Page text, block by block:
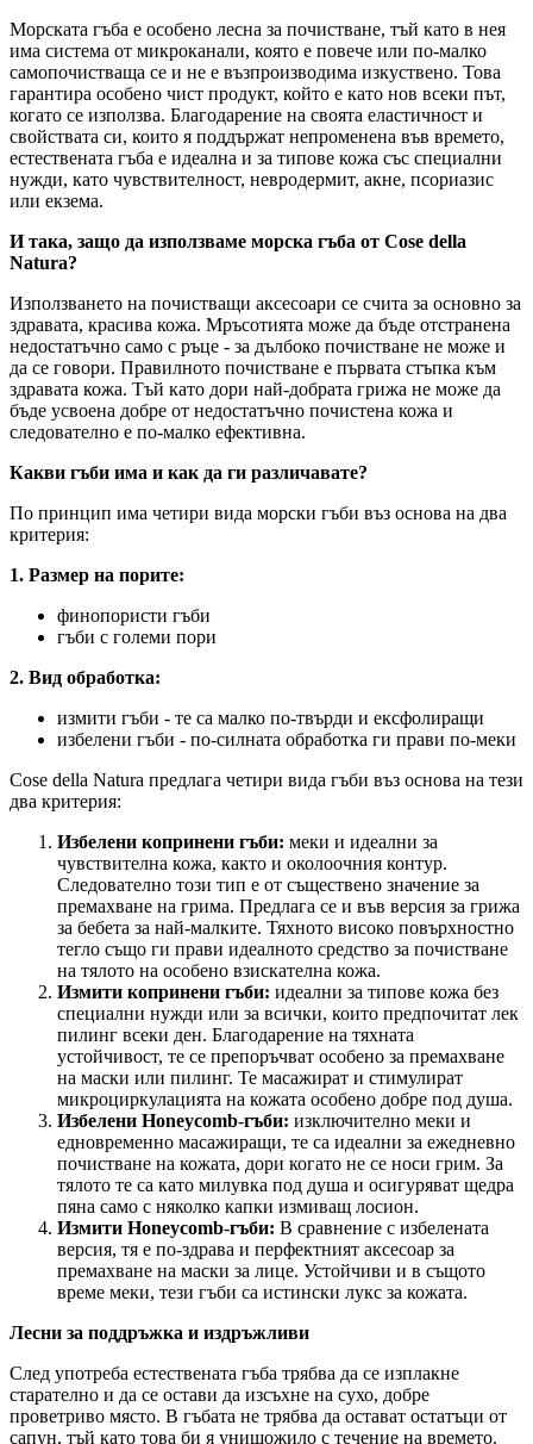
Морската гъба е особено лесна за почистване, тъй като в нея
има система от микроканали, която е повече или по-малко
самопочистваща се и не е възпроизводима изкуствено. Това
гарантира особено чист продукт, който е като нов всеки път,
когато се използва. Благодарение на своята еластичност и
свойствата си, които я поддържат непроменена във времето,
естествената гъба е идеална и за типове кожа със специални
нужди, като чувствителност, невродермит, акне, псориазис
или екзема.
И така, защо да използваме морска гъба от Cose della
Natura?
Използването на почистващи аксесоари се счита за основно за
здравата, красива кожа. Мръсотията може да бъде отстранена
недостатъчно само с ръце - за дълбоко почистване не може и
да се говори. Правилното почистване е първата стъпка към
здравата кожа. Тъй като дори най-добрата грижа не може да
бъде усвоена добре от недостатъчно почистена кожа и
следователно е по-малко ефективна.
Какви гъби има и как да ги различавате?
По принцип има четири вида морски гъби въз основа на два
критерия:
1. Размер на порите:
финопористи гъби
гъби с големи пори
2. Вид обработка:
измити гъби - те са малко по-твърди и ексфолиращи
избелени гъби - по-силната обработка ги прави по-меки
Cose della Natura предлага четири вида гъби въз основа на тези
два критерия:
Избелени копринени гъби: меки и идеални за
чувствителна кожа, както и околоочния контур.
Следователно този тип е от съществено значение за
премахване на грима. Предлага се и във версия за грижа
за бебета за най-малките. Тяхното високо повърхностно
тегло също ги прави идеалното средство за почистване
на тялото на особено взискателна кожа.
Измити копринени гъби: идеални за типове кожа без
специални нужди или за всички, които предпочитат лек
пилинг всеки ден. Благодарение на тяхната
устойчивост, те се препоръчват особено за премахване
на маски или пилинг. Те масажират и стимулират
микроциркулацията на кожата особено добре под душа.
Избелени Honeycomb-гъби: изключително меки и
едновременно масажиращи, те са идеални за ежедневно
почистване на кожата, дори когато не се носи грим. За
тялото те са като милувка под душа и осигуряват щедра
пяна само с няколко капки измиващ лосион.
Измити Honeycomb-гъби: В сравнение с избелената
версия, тя е по-здрава и перфектният аксесоар за
премахване на маски за лице. Устойчиви и в същото
време меки, тези гъби са истински лукс за кожата.
Лесни за поддръжка и издръжливи
След употреба естествената гъба трябва да се изплакне
старателно и да се остави да изсъхне на сухо, добре
проветриво място. В гъбата не трябва да остават остатъци от
сапун, тъй като това би я унищожило с течение на времето.